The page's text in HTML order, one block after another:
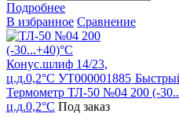
Подробнее
В избранное Сравнение
Термометр ТЛ-50 №04 200 (-
ц.д.0,2°С Под заказ